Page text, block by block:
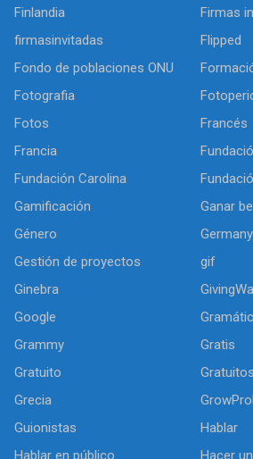
Finlandia
Firmas
firmasinvitadas
Flipped
Fondo de poblaciones ONU
Fotografia
Fotos
Francés
Francia
Fundación Carolina
Gamificación
Ganar
Género
Germany
Gestión de proyectos
gif
Ginebra
Google
Grammy
Gratis
Gratuito
Gratuitos
Grecia
Guionistas
Hablar